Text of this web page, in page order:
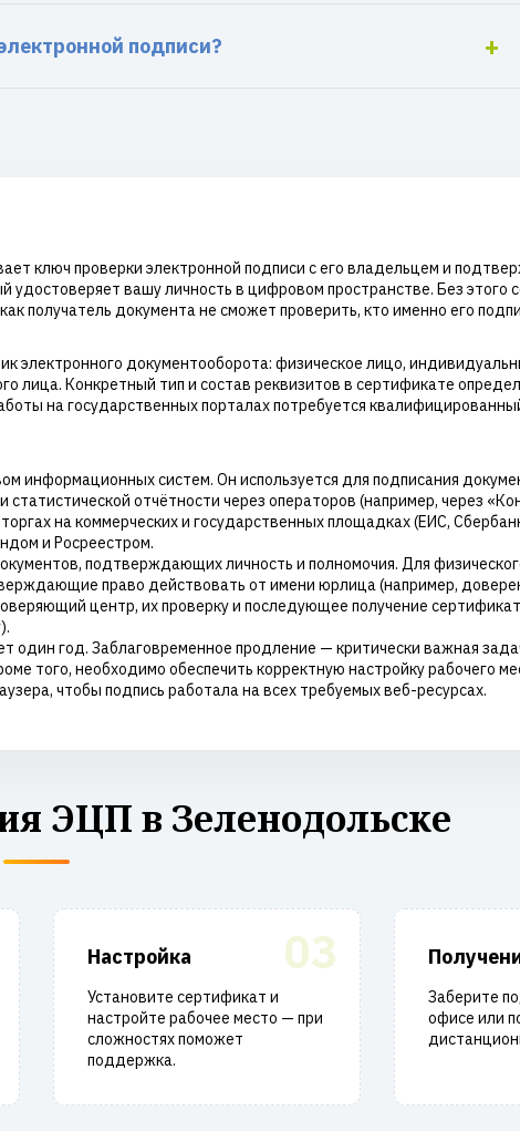
подписи?
ключ проверки электронной подписи с его владельцем и
удостоверяет вашу личность в цифровом пространстве. Без этого
получатель документа не сможет проверить, кто именно его
электронного документооборота: физическое лицо,
лица. Конкретный тип и состав реквизитов в сертификате
на государственных порталах потребуется
информационных систем. Он используется для подписания
отчётности через операторов (например, через
на коммерческих и государственных площадках (ЕИС,
и Росреестром.
подтверждающих личность и полномочия. Для
право действовать от имени юрлица (например,
центр, их проверку и последующее получение
год. Заблаговременное продление — критически важная
того, необходимо обеспечить корректную настройку рабочего
чтобы подпись работала на всех требуемых веб-ресурсах.
ЭЦП в Зеленодольске
03
Настройка
Установите сертификат и
настройте рабочее место — при
сложностях поможет
поддержка.
Заберите
офисе или